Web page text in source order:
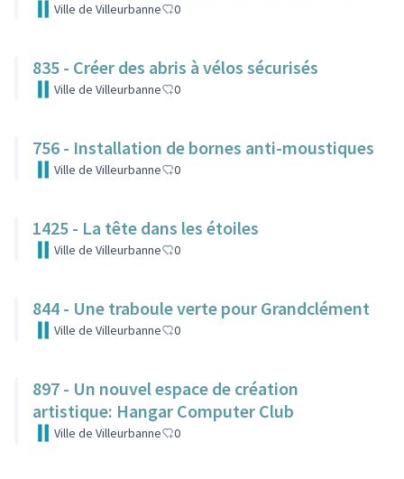
Ville de Villeurbanne 0
835 - Créer des abris à vélos sécurisés
Ville de Villeurbanne 0
756 - Installation de bornes anti-moustiques
Ville de Villeurbanne 0
1425 - La tête dans les étoiles
Ville de Villeurbanne 0
844 - Une traboule verte pour Grandclément
Ville de Villeurbanne 0
897 - Un nouvel espace de création
artistique: Hangar Computer Club
Ville de Villeurbanne 0